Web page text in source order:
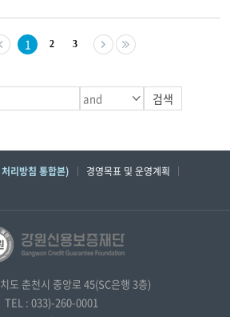
1 2 3
리방침 통합본)
경영목표 및 운영계획
도 춘천시 중앙로 45(SC은행 3층)
TEL : 033)-260-0001